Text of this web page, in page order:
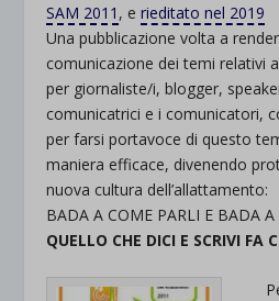
SAM 2011 , erieditato nel 2019
Una pubblicazione volta a
comunicazione dei temi relativi
per giornaliste/i, blogger,
comunicatrici e i comunicatori,
per farsi portavoce di questo
maniera efficace, divenendo
nuova cultura dell’allattamento:
BADA A COME PARLI E BADA A
QUELLO CHE DICI E SCRIVI FA